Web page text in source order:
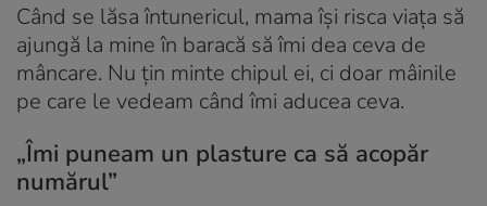
Când se lăsa întunericul, mama își risca viața să
ajungă la mine în baracă să îmi dea ceva de
mâncare. Nu țin minte chipul ei, ci doar mâinile
pe care le vedeam când îmi aducea ceva.
„Îmi puneam un plasture ca să acopăr
numărul”